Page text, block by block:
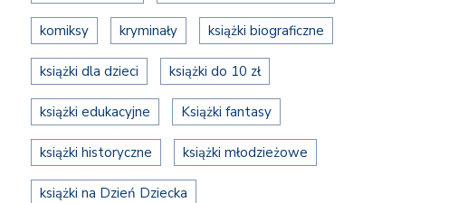
komiksy kryminały książki biograficzne
książki dla dzieci książki do 10 zł
książki edukacyjne Książki fantasy
książki historyczne książki młodzieżowe
książki na Dzień Dziecka